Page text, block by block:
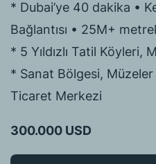
* Dubai’ye 40 dakika •
Bağlantısı • 25M+
* 5 Yıldızlı Tatil Köyleri,
* Sanat Bölgesi,
Ticaret Merkezi
300.000 USD